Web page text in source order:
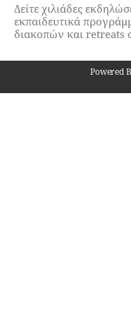
Δείτε χιλιάδες
εκπαιδευτικά
διακοπών και retreats
Powered